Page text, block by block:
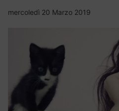
mercoledì 20 Marzo 2019